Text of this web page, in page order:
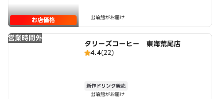
お店価格 出前館がお届け
営業時間外
タリーズコーヒー 東海荒尾店
4.4(22)
新作ドリンク発売
出前館がお届け